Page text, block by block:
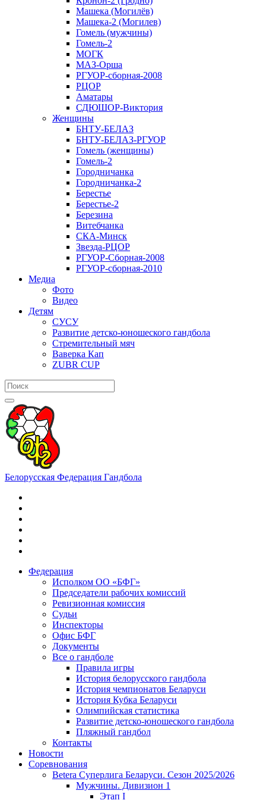
Машека (Могилёв)
Машека-2 (Могилев)
Гомель (мужчины)
Гомель-2
МОГК
МАЗ-Орша
РГУОР-сборная-2008
РЦОР
Аматары
СДЮШОР-Виктория
Женщины
БНТУ-БЕЛАЗ
БНТУ-БЕЛАЗ-РГУОР
Гомель (женщины)
Гомель-2
Городничанка
Городничанка-2
Берестье
Берестье-2
Березина
Витебчанка
СКА-Минск
Звезда-РЦОР
РГУОР-Сборная-2008
РГУОР-сборная-2010
Медиа
Фото
Видео
Детям
СУСУ
Развитие детско-юношеского гандбола
Стремительный мяч
Ваверка Кап
ZUBR CUP
Белорусская Федерация Гандбола
Федерация
Исполком ОО «БФГ»
Председатели рабочих комиссий
Ревизионная комиссия
Судьи
Инспекторы
Офис БФГ
Документы
Все о гандболе
Правила игры
История белорусского гандбола
История чемпионатов Беларуси
История Кубка Беларуси
Олимпийская статистика
Развитие детско-юношеского гандбола
Пляжный гандбол
Контакты
Новости
Соревнования
Betera Суперлига Беларуси. Сезон 2025/2026
Мужчины. Дивизион 1
Этап I